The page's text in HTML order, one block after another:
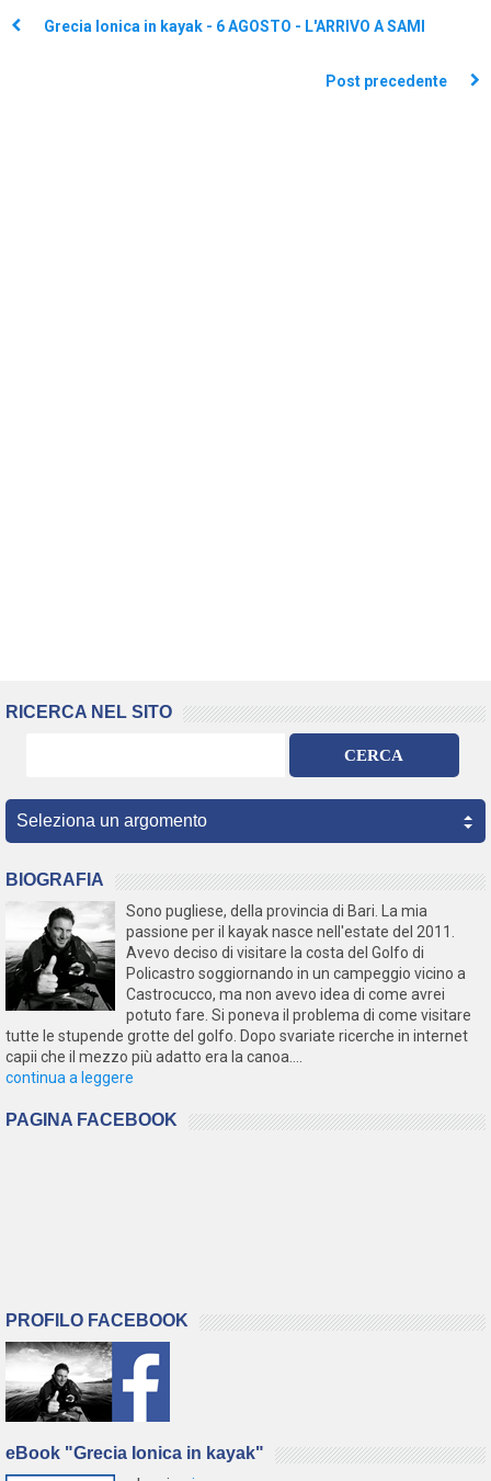
Grecia Ionica in kayak - 6 AGOSTO - L'ARRIVO A SAMI
Post precedente
RICERCA NEL SITO
CERCA
BIOGRAFIA
Sono pugliese, della provincia di Bari. La mia
passione per il kayak nasce nell'estate del 2011.
Avevo deciso di visitare la costa del Golfo di
Policastro soggiornando in un campeggio vicino a
Castrocucco, ma non avevo idea di come avrei
potuto fare. Si poneva il problema di come visitare
tutte le stupende grotte del golfo. Dopo svariate ricerche in internet
capii che il mezzo più adatto era la canoa....
continua a leggere
PAGINA FACEBOOK
PROFILO FACEBOOK
eBook "Grecia Ionica in kayak"